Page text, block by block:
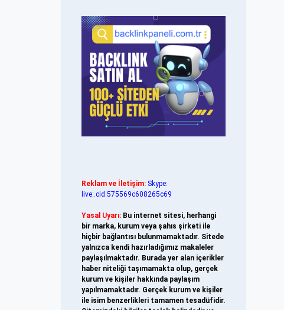
Reklam ve İletişim: Skype:
live:.cid.575569c608265c69
Yasal Uyarı: Bu internet sitesi, herhangi
bir marka, kurum veya şahıs şirketi ile
hiçbir bağlantısı bulunmamaktadır. Sitede
yalnızca kendi hazırladığımız makaleler
paylaşılmaktadır. Burada yer alan içerikler
haber niteliği taşımamakta olup, gerçek
kurum ve kişiler hakkında paylaşım
yapılmamaktadır. Gerçek kurum ve kişiler
ile isim benzerlikleri tamamen tesadüfidir.